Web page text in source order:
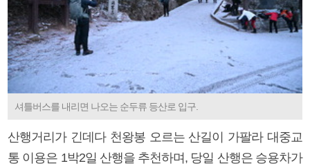
셔틀버스를 내리면 나오는 순두류 등산로 입구.
산행거리가 긴데다 천왕봉 오르는 산길이 가팔라 대중교
통 이용은 1박2일 산행을 추천하며, 당일 산행은 승용차가